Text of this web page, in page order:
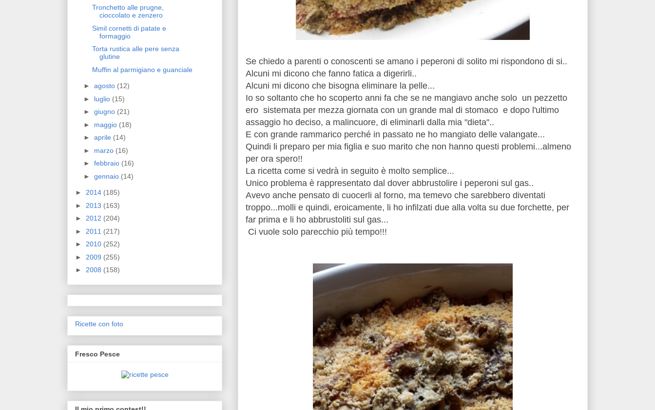
Se chiedo a parenti o conoscenti se amano i peperoni di solito mi rispondono di si..
Alcuni mi dicono che fanno fatica a digerirli..
Alcuni mi dicono che bisogna eliminare la pelle...
Io so soltanto che ho scoperto anni fa che se ne mangiavo anche solo un pezzetto
ero sistemata per mezza giornata con un grande mal di stomaco e dopo l'ultimo
assaggio ho deciso, a malincuore, di eliminarli dalla mia "dieta"..
E con grande rammarico perché in passato ne ho mangiato delle valangate...
Quindi li preparo per mia figlia e suo marito che non hanno questi problemi...almeno
per ora spero!!
La ricetta come si vedrà in seguito è molto semplice...
Unico problema è rappresentato dal dover abbrustolire i peperoni sul gas..
Avevo anche pensato di cuocerli al forno, ma temevo che sarebbero diventati
troppo...molli e quindi, eroicamente, li ho infilzati due alla volta su due forchette, per
far prima e li ho abbrustoliti sul gas...
Ci vuole solo parecchio più tempo!!!
Tronchetto alle prugne,
cioccolato e zenzero
Simil cornetti di patate e
formaggio
Torta rustica alle pere senza
glutine
Muffin al parmigiano e guanciale
► agosto (12)
► luglio (15)
► giugno (21)
► maggio (18)
► aprile (14)
► marzo (16)
► febbraio (16)
► gennaio (14)
► 2014 (185)
► 2013 (163)
► 2012 (204)
► 2011 (217)
► 2010 (252)
► 2009 (255)
► 2008 (158)
Ricette con foto
Fresco Pesce